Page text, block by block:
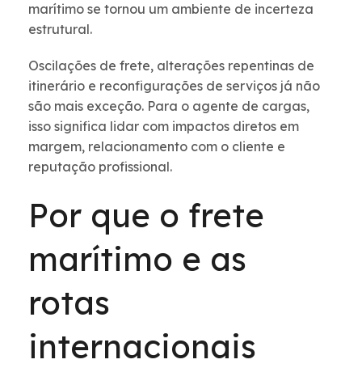
marítimo se tornou um ambiente de incerteza
estrutural.
Oscilações de frete, alterações repentinas de
itinerário e reconfigurações de serviços já não
são mais exceção. Para o agente de cargas,
isso significa lidar com impactos diretos em
margem, relacionamento com o cliente e
reputação profissional.
Por que o frete
marítimo e as
rotas
internacionais